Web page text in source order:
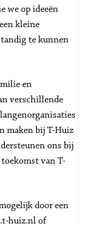
we op ideeën
kleine
te kunnen
en
verschillende
maken bij T-Huiz
ons bij
toekomst van T-
door een
huiz.nl of